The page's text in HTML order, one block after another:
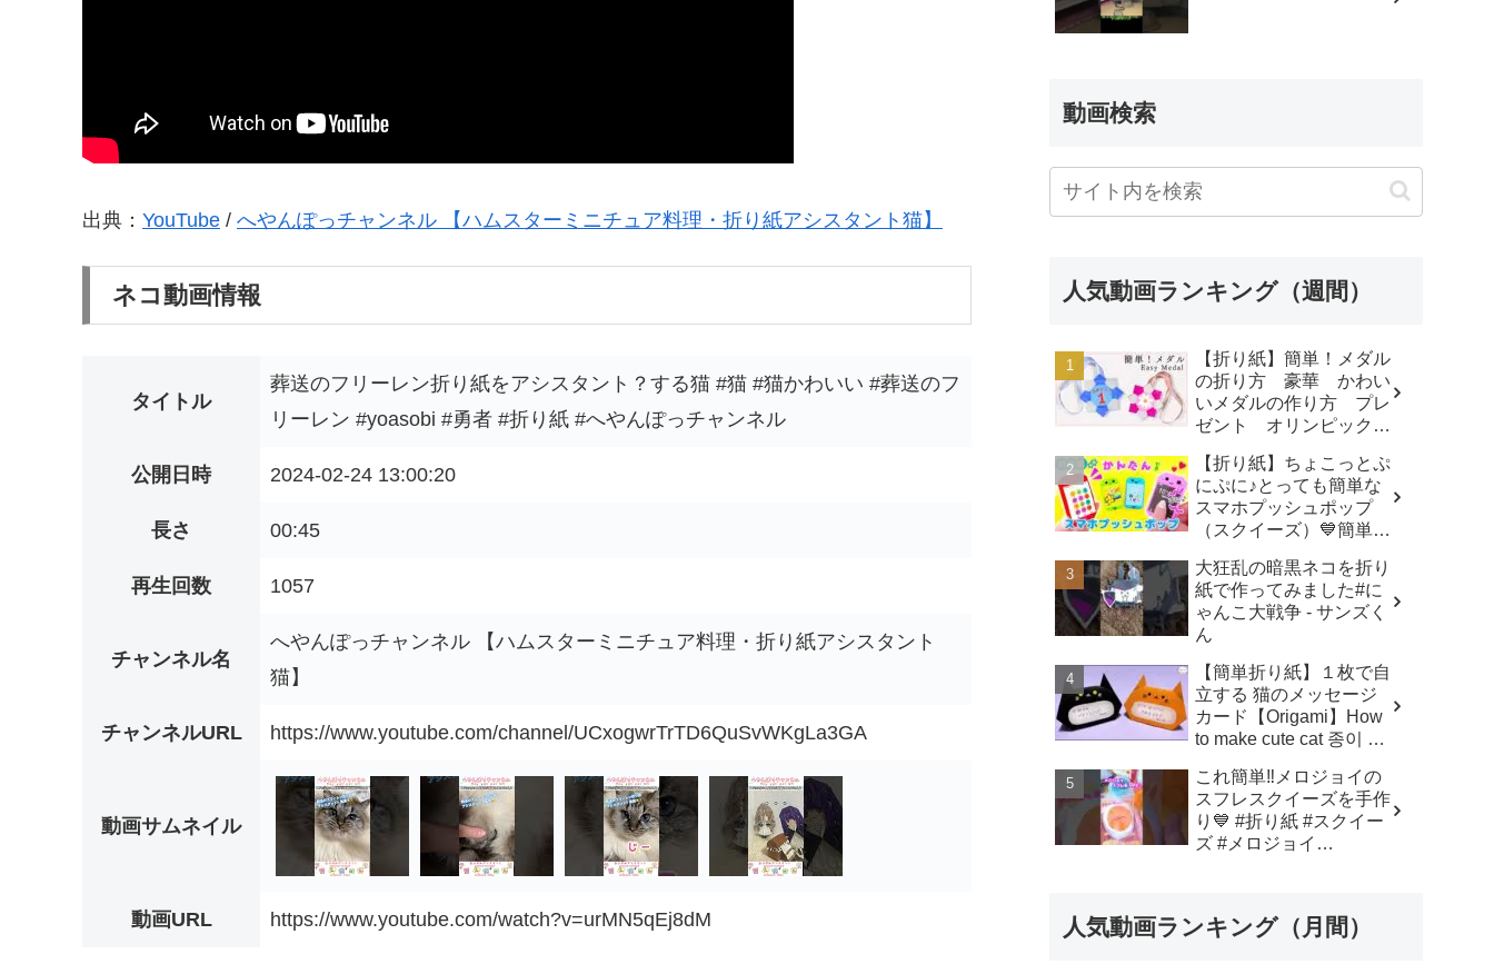
出典： YouTube / へやんぽっチャンネル 【ハムスターミニチュア料理・折り紙アシスタント猫】
ネコ動画情報
タイトル
葬送のフリーレン折り紙をアシスタント？する猫 #猫 #猫かわいい #葬送のフ
リーレン #yoasobi #勇者 #折り紙 #へやんぽっチャンネル
公開日時 2024-02-24 13:00:20
長さ 00:45
再生回数 1057
チャンネル名
へやんぽっチャンネル 【ハムスターミニチュア料理・折り紙アシスタント
猫】
チャンネルURL https://www.youtube.com/channel/UCxogwrTrTD6QuSvWKgLa3GA
動画サムネイル
動画URL https://www.youtube.com/watch?v=urMN5qEj8dM
動画検索
人気動画ランキング（週間）
【折り紙】簡単！メダル
の折り方 豪華 かわい
いメダルの作り方 プレ
ゼント オリンピックメ
origamilibrary
【折り紙】ちょこっとぷ
にぷに♪とっても簡単な
スマホプッシュポップ
（スクイーズ）💙簡単可
make popit smartphone
Origami -
SodaCatOrigami 楽しい
折り紙♪
大狂乱の暗黒ネコを折り
紙で作ってみました#に
ゃんこ大戦争 - サンズく
ん
【簡単折り紙】１枚で自
立する 猫のメッセージ
カード【Origami】How
to make cute cat 종이 접
ン トトロ Totoro 万圣
节 小猫咪 Halloween -
hana's channel
これ簡単‼️メロジョイの
スフレスクイーズを手作
り💙 #折り紙 #スクイー
ズ #メロジョイ
人気動画ランキング（月間）